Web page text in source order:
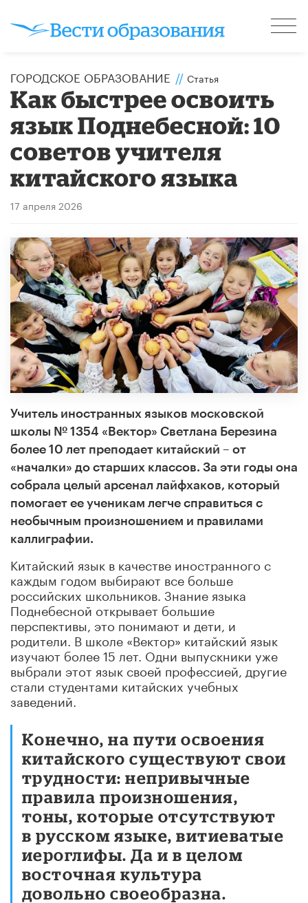
ГОРОДСКОЕ ОБРАЗОВАНИЕ // Статья
Как быстрее освоить
язык Поднебесной: 10
советов учителя
китайского языка
17 апреля 2026
Учитель иностранных языков московской
школы № 1354 «Вектор» Светлана Березина
более 10 лет преподает китайский – от
«началки» до старших классов. За эти годы она
собрала целый арсенал лайфхаков, который
помогает ее ученикам легче справиться с
необычным произношением и правилами
каллиграфии.
Китайский язык в качестве иностранного с
каждым годом выбирают все больше
российских школьников. Знание языка
Поднебесной открывает большие
перспективы, это понимают и дети, и
родители. В школе «Вектор» китайский язык
изучают более 15 лет. Одни выпускники уже
выбрали этот язык своей профессией, другие
стали студентами китайских учебных
заведений.
Конечно, на пути освоения
китайского существуют свои
трудности: непривычные
правила произношения,
тоны, которые отсутствуют
в русском языке, витиеватые
иероглифы. Да и в целом
восточная культура
довольно своеобразна.